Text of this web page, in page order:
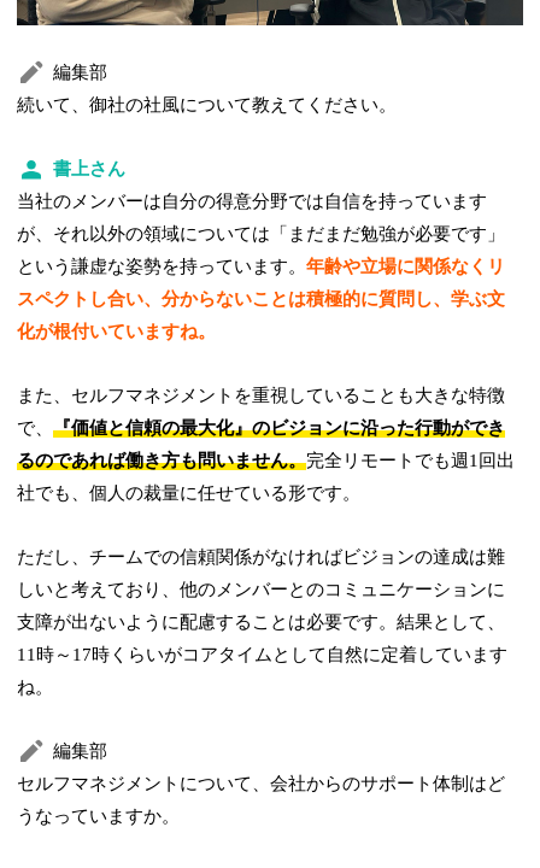
編集部
続いて、御社の社風について教えてください。
書上さん
当社のメンバーは自分の得意分野では自信を持っています
が、それ以外の領域については「まだまだ勉強が必要です」
という謙虚な姿勢を持っています。年齢や立場に関係なくリ
スペクトし合い、分からないことは積極的に質問し、学ぶ文
化が根付いていますね。
また、セルフマネジメントを重視していることも大きな特徴
で、『価値と信頼の最大化』のビジョンに沿った行動ができ
るのであれば働き方も問いません。完全リモートでも週1回出
社でも、個人の裁量に任せている形です。
ただし、チームでの信頼関係がなければビジョンの達成は難
しいと考えており、他のメンバーとのコミュニケーションに
支障が出ないように配慮することは必要です。結果として、
11時～17時くらいがコアタイムとして自然に定着しています
ね。
編集部
セルフマネジメントについて、会社からのサポート体制はど
うなっていますか。